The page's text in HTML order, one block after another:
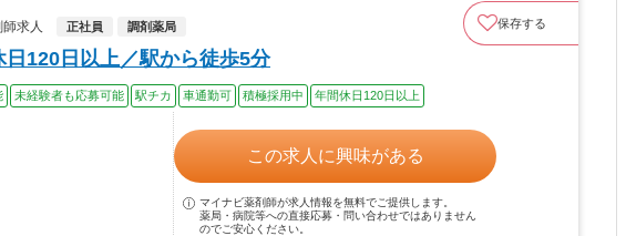
求人
正社員 調剤薬局 保存する
日120日以上／駅から徒歩5分
未経験者も応募可能 駅チカ 車通勤可 積極採用中 年間休日120日以上
この求人に興味がある
マイナビ薬剤師が求人情報を無料でご提供します。
薬局・病院等への直接応募・問い合わせではありません
のでご安心ください。